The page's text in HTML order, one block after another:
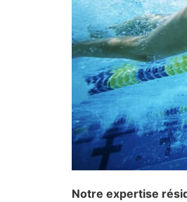
Notre expertise